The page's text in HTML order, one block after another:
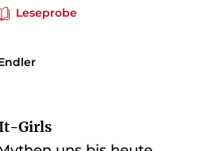
Leseprobe
Girls